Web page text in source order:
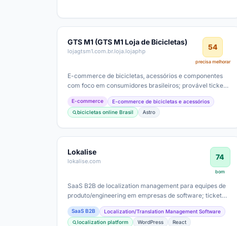
GTS M1 (GTS M1 Loja de Bicicletas)
lojagtsm1.com.br.loja.lojaphp 54
precisa melhorar
E-commerce de bicicletas, acessórios e componentes
com foco em consumidores brasileiros; provável ticket
médio moderado com opções de…
E-commerce
E-commerce de bicicletas e acessórios
bicicletas online Brasil
Astro
Lokalise
lokalise.com 74
bom
SaaS B2B de localization management para equipes de
produto/engineering em empresas de software; ticket
médio provável compreendendo…
SaaS B2B
Localization/Translation Management Software
localization platform
WordPress React